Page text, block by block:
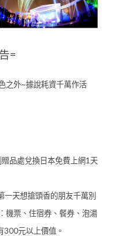
=
之外~據說耗資千萬作活
品處兌換日本免費上網1天
天想搶頭香的朋友千萬別
機票、住宿券、餐券、泡湯
300元以上價值。